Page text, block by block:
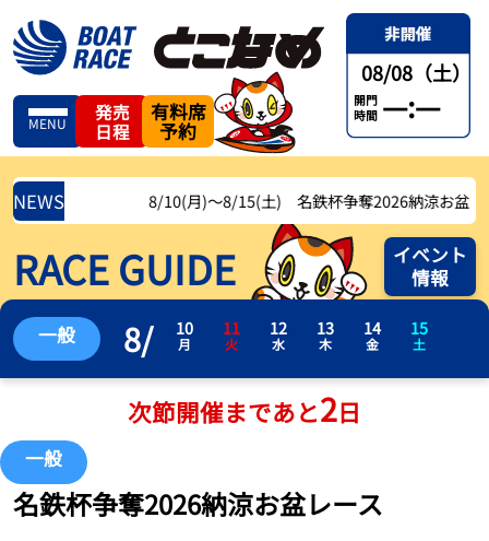
MENU
発売
日程
有料席
予約
08/08（土）
開門
時間 —:—
NEWS 8/10(月)〜8/15(土) 名鉄杯争奪2026納涼お盆レース
RACE GUIDE
イベント
情報
一般 8/ 10
月
11
火
12
水
13
木
14
金
15
土
次節開催まであと2日
一般
名鉄杯争奪2026納涼お盆レース